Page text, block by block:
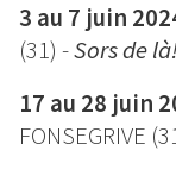
3 au 7 juin
(31) -Sors de
17 au 28 juin
FONSEGRIVE